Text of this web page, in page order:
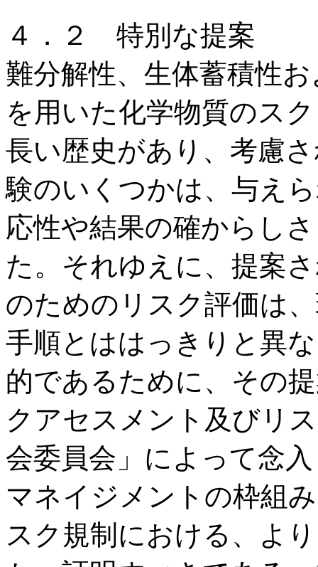
４．２ 特別な提案
難分解性、生体蓄積性
を用いた化学物質のス
長い歴史があり、考慮
験のいくつかは、与え
応性や結果の確からし
た。それゆえに、提案
のためのリスク評価は
手順とははっきりと異
的であるために、その
クアセスメント及びリ
会委員会」によって念
マネイジメントの枠組
スク規制における、よ